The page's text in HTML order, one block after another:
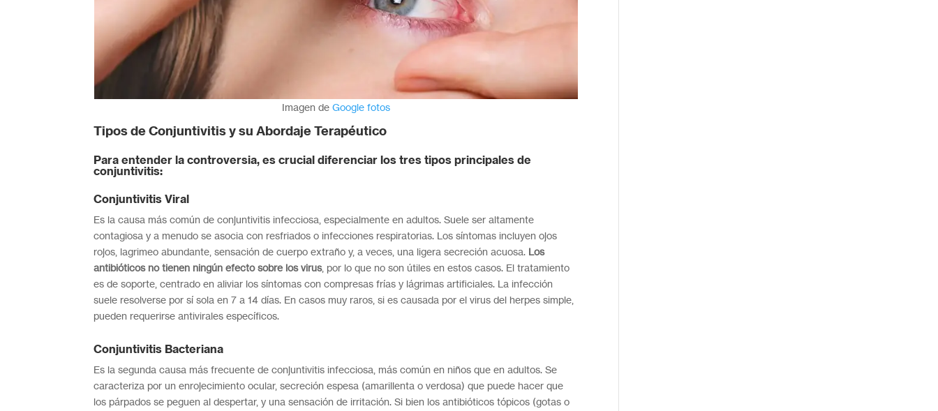
Imagen de Google fotos
Tipos de Conjuntivitis y su Abordaje Terapéutico
Para entender la controversia, es crucial diferenciar los tres tipos principales de
conjuntivitis:
Conjuntivitis Viral
Es la causa más común de conjuntivitis infecciosa, especialmente en adultos. Suele ser altamente
contagiosa y a menudo se asocia con resfriados o infecciones respiratorias. Los síntomas incluyen ojos
rojos, lagrimeo abundante, sensación de cuerpo extraño y, a veces, una ligera secreción acuosa. Los
antibióticos no tienen ningún efecto sobre los virus, por lo que no son útiles en estos casos. El tratamiento
es de soporte, centrado en aliviar los síntomas con compresas frías y lágrimas artificiales. La infección
suele resolverse por sí sola en 7 a 14 días. En casos muy raros, si es causada por el virus del herpes simple,
pueden requerirse antivirales específicos.
Conjuntivitis Bacteriana
Es la segunda causa más frecuente de conjuntivitis infecciosa, más común en niños que en adultos. Se
caracteriza por un enrojecimiento ocular, secreción espesa (amarillenta o verdosa) que puede hacer que
los párpados se peguen al despertar, y una sensación de irritación. Si bien los antibióticos tópicos (gotas o